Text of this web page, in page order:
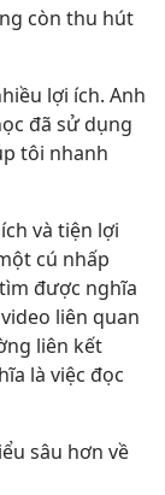
còn thu hút
lợi ích. Anh
đã sử dụng
tôi nhanh
và tiện lợi
cú nhấp
được nghĩa
liên quan
liên kết
là việc đọc
sâu hơn về